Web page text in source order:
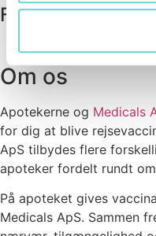
Forfatter
Cecilia Kabels,
Om os
Apotekerne og Medicals
for dig at blive
ApS tilbydes flere
apoteker fordelt rundt
På apoteket gives
Medicals ApS. Sammen